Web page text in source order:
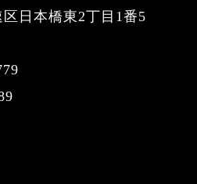
日本橋東2丁目1番5